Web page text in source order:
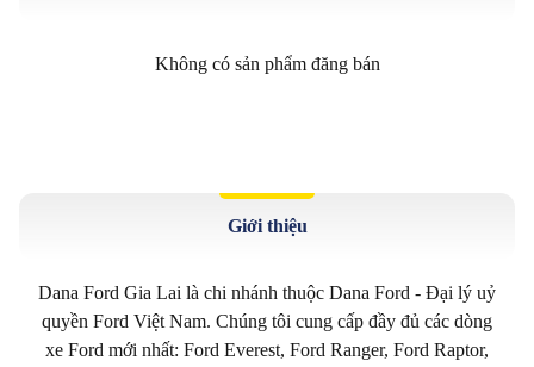
Không có sản phẩm đăng bán
Giới thiệu
Dana Ford Gia Lai là chi nhánh thuộc Dana Ford - Đại lý uỷ
quyền Ford Việt Nam. Chúng tôi cung cấp đầy đủ các dòng
xe Ford mới nhất: Ford Everest, Ford Ranger, Ford Raptor,